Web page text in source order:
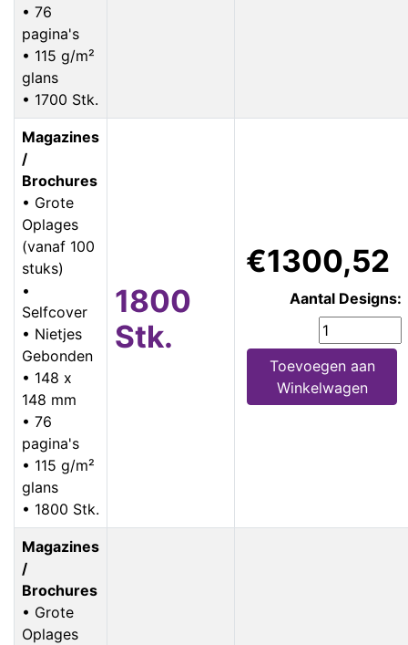
• 76
pagina's
• 115 g/m²
glans
• 1700 Stk.
Magazines
/
Brochures
• Grote
Oplages
(vanaf 100
stuks)
•
Selfcover
• Nietjes
Gebonden
• 148 x
148 mm
• 76
pagina's
• 115 g/m²
glans
• 1800 Stk.
1800
Stk.
€1300,52
Aantal Designs:
Toevoegen aan
Winkelwagen
Magazines
/
Brochures
• Grote
Oplages